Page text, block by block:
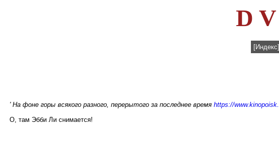
D
[Индекс]
' На фоне горы всякого разного, перерытого за последнее время https://
О, там Эбби Ли снимается!